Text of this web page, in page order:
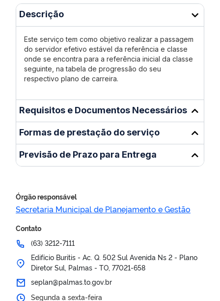
Descrição
Este serviço tem como objetivo realizar a passagem
do servidor efetivo estável da referência e classe
onde se encontra para a referência inicial da classe
seguinte, na tabela de progressão do seu
respectivo plano de carreira.
Requisitos e Documentos Necessários
Formas de prestação do serviço
Previsão de Prazo para Entrega
Órgão responsável
Secretaria Municipal de Planejamento e Gestão
Contato
(63) 3212-7111
Edifício Buritis - Ac. Q. 502 Sul Avenida Ns 2 - Plano
Diretor Sul, Palmas - TO, 77021-658
seplan@palmas.to.gov.br
Segunda a sexta-feira